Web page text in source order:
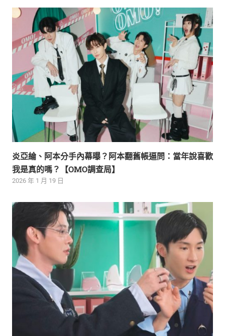
炎亞綸、阿本分手內幕曝？阿本翻舊帳逼問：當年說喜歡
我是真的嗎？【OMO調查局】
2026 年 1 月 19 日